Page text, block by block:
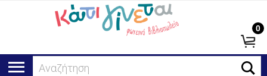
Αναζήτηση...
0